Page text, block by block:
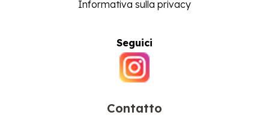
Informativa sulla privacy
Seguici
Contatto